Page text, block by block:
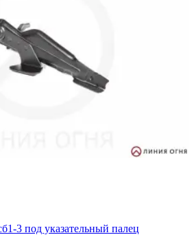
3 под указательный палец